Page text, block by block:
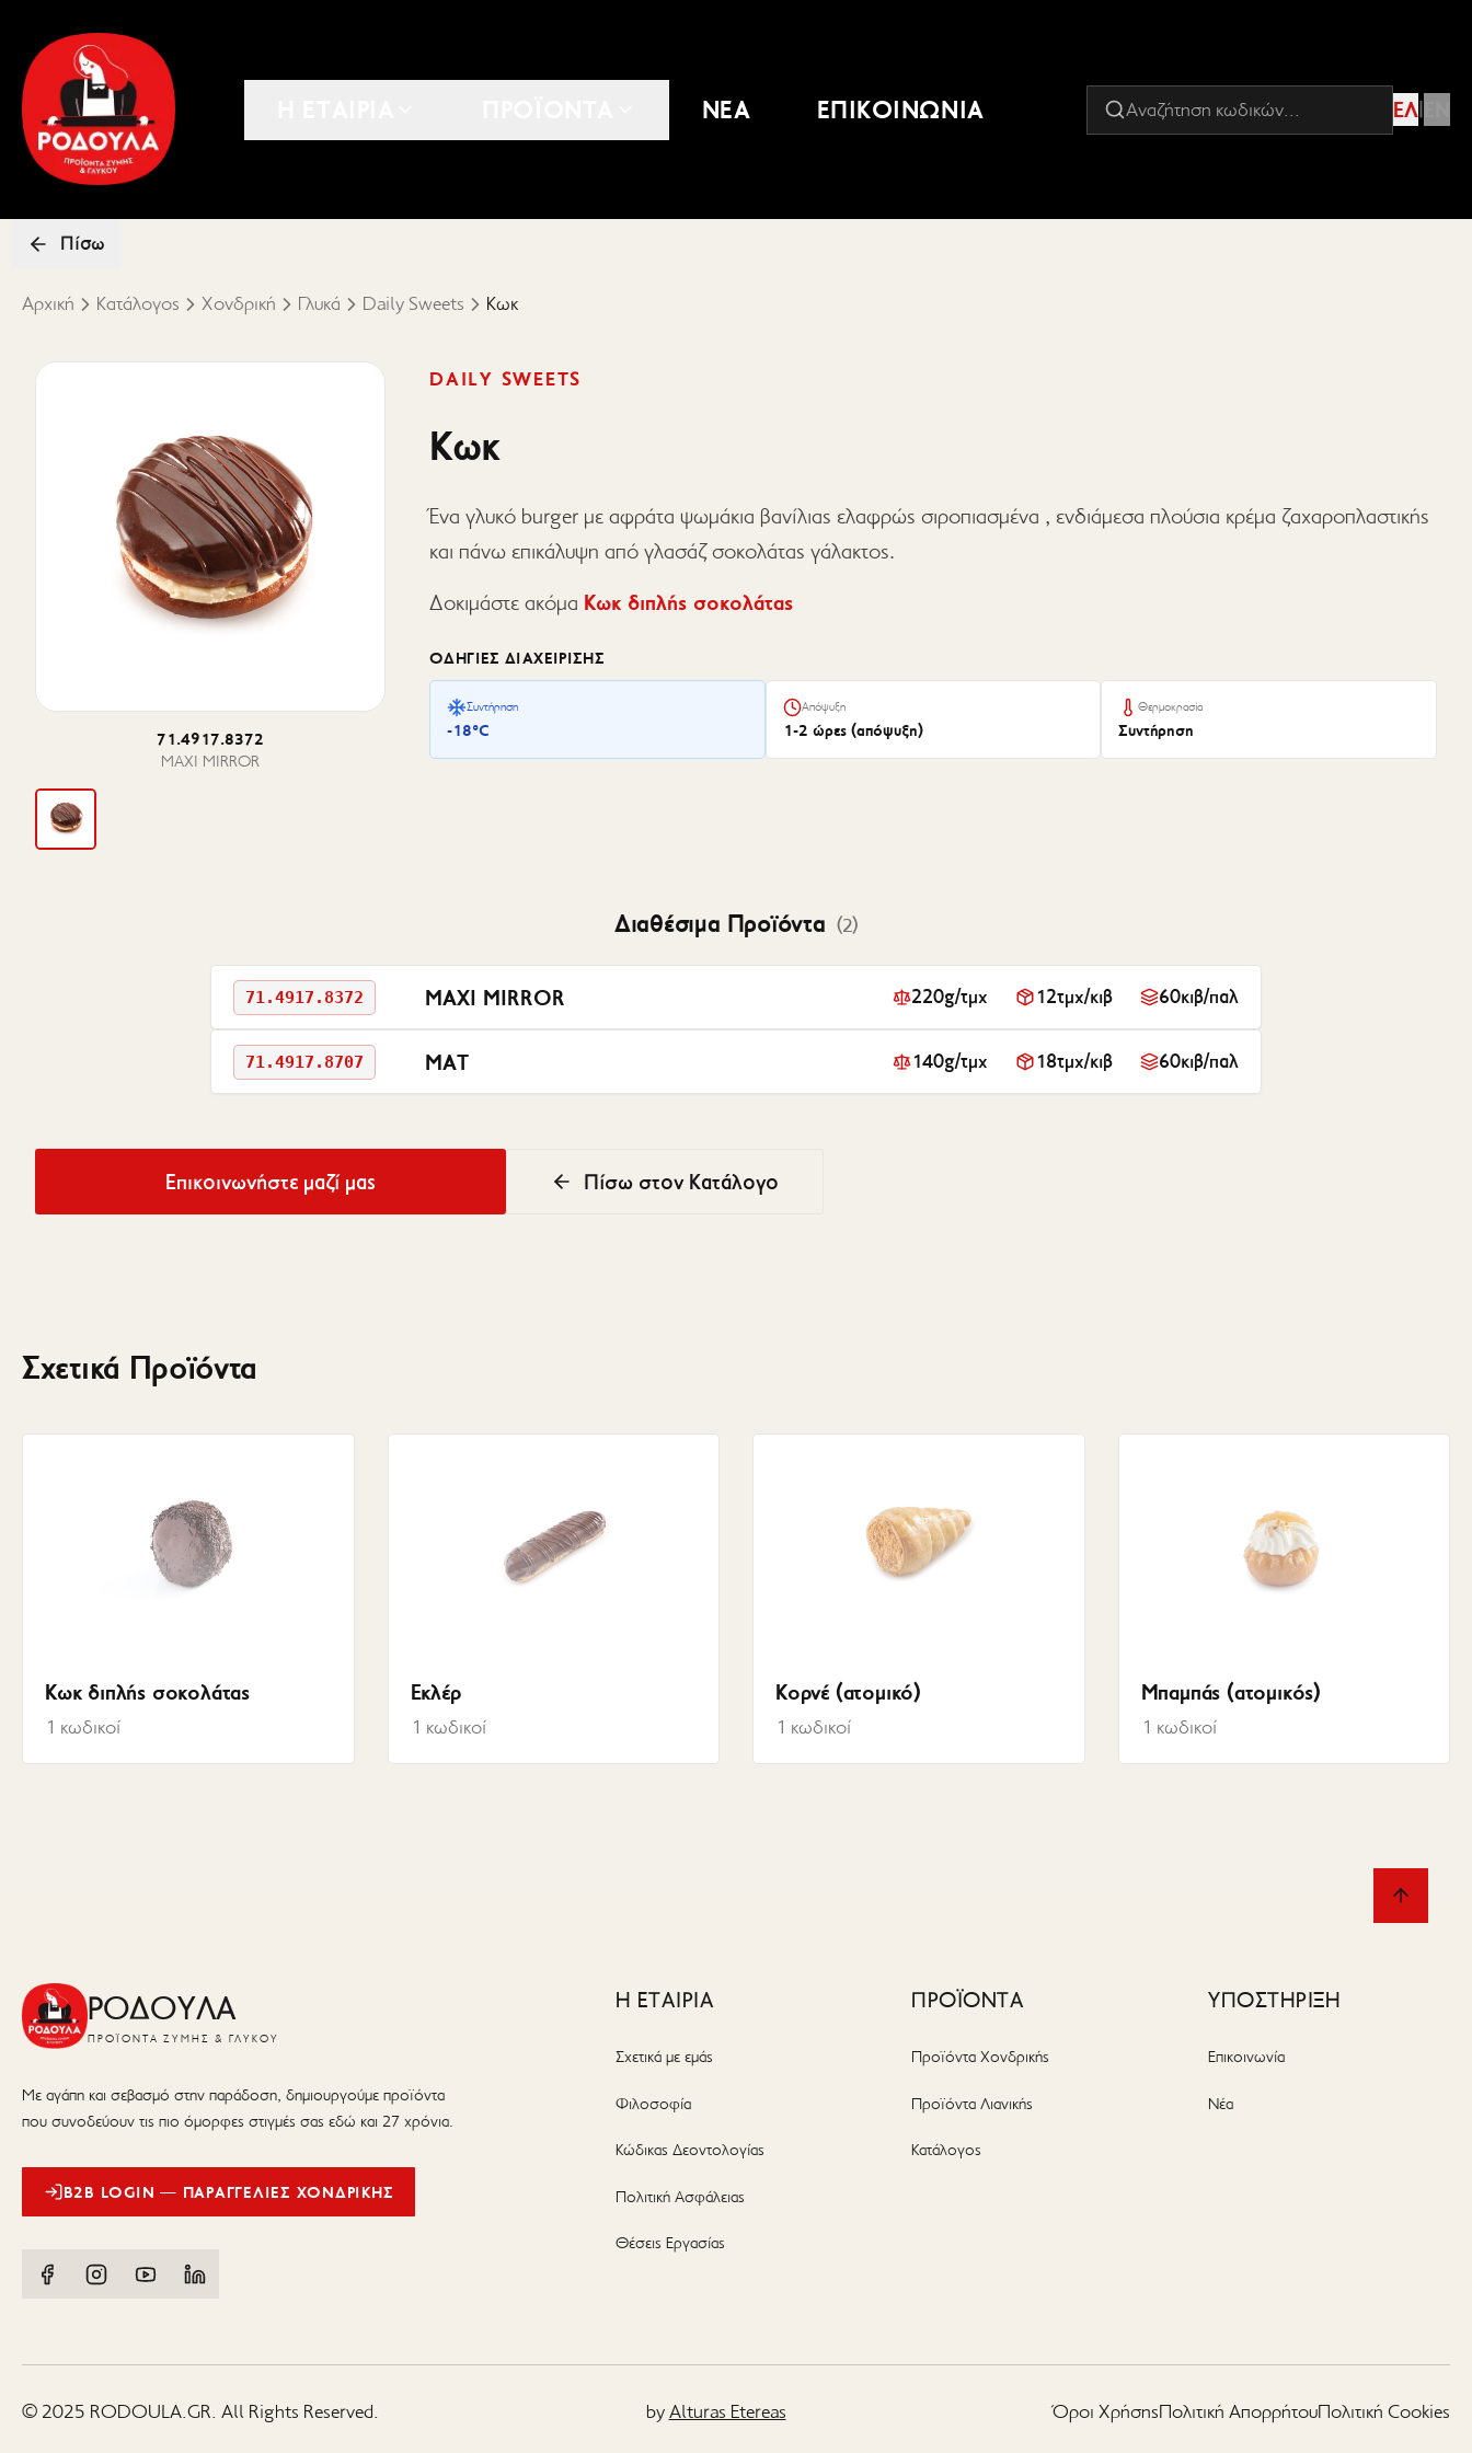
ΝΕΑ ΕΠΙΚΟΙΝΩΝΙΑ ΕΛ|
Πίσω
Αρχική Κατάλογος Χονδρική Γλυκά Daily Sweets Κωκ
71.4917.8372
MAXI MIRROR
DAILY SWEETS
Κωκ
Ένα γλυκό burger με αφράτα ψωμάκια βανίλιας ελαφρώς σιροπιασμένα , ενδιάμεσα πλούσια κρέμα ζαχαροπλαστικής
και πάνω επικάλυψη από γλασάζ σοκολάτας γάλακτος.
Δοκιμάστε ακόμα Κωκ διπλής σοκολάτας
ΟΔΗΓΊΕΣ ΔΙΑΧΕΊΡΙΣΗΣ
Συντήρηση
-18°C
Απόψυξη
1-2 ώρες (απόψυξη)
Θερμοκρασία
Συντήρηση
Διαθέσιμα Προϊόντα (2)
71.4917.8372 MAXI MIRROR 220g/τμχ 12τμχ/κιβ 60κιβ/παλ
71.4917.8707 MAT 140g/τμχ 18τμχ/κιβ 60κιβ/παλ
Επικοινωνήστε μαζί μας Πίσω στον Κατάλογο
Σχετικά Προϊόντα
Κωκ διπλής σοκολάτας
1 κωδικοί
Εκλέρ
1 κωδικοί
Κορνέ (ατομικό)
1 κωδικοί
Μπαμπάς (ατομικός)
1 κωδικοί
ΡΟΔΟΥΛΑ
ΠΡΟΪΌΝΤΑ ΖΎΜΗΣ & ΓΛΥΚΟΎ
Με αγάπη και σεβασμό στην παράδοση, δημιουργούμε προϊόντα
που συνοδεύουν τις πιο όμορφες στιγμές σας εδώ και 27 χρόνια.
B2B LOGIN — ΠΑΡΑΓΓΕΛΊΕΣ ΧΟΝΔΡΙΚΉΣ
Η ΕΤΑΙΡΙΑ
Σχετικά με εμάς
Φιλοσοφία
Κώδικας Δεοντολογίας
Πολιτική Ασφάλειας
Θέσεις Εργασίας
ΠΡΟΪΟΝΤΑ
Προϊόντα Χονδρικής
Προϊόντα Λιανικής
Κατάλογος
ΥΠΟΣΤΗΡΙΞΗ
Επικοινωνία
Νέα
© 2025 RODOULA.GR. All Rights Reserved. by Alturas Etereas Όροι ΧρήσηςΠολιτική ΑπορρήτουΠολιτική Cookies